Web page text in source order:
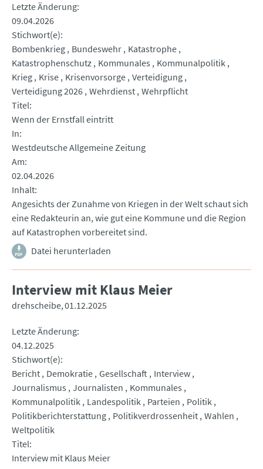
Letzte Änderung
09.04.2026
Stichwort(e)
Bombenkrieg Bundeswehr Katastrophe
Katastrophenschutz Kommunales
Kommunalpolitik
Krieg Krise Krisenvorsorge Verteidigung
Verteidigung 2026 Wehrdienst Wehrpflicht
Titel
Wenn der Ernstfall eintritt
In
Westdeutsche Allgemeine Zeitung
Am
02.04.2026
Inhalt
Angesichts der Zunahme von Kriegen in der Welt schaut sich
eine Redakteurin an, wie gut eine Kommune und die Region
auf Katastrophen vorbereitet sind.
Datei herunterladen
Interview mit Klaus Meier
drehscheibe 01.12.2025
Letzte Änderung
04.12.2025
Stichwort(e)
Bericht Demokratie Gesellschaft Interview
Journalismus Journalisten
Kommunales
Kommunalpolitik Landespolitik Parteien
Politik
Politikberichterstattung Politikverdrossenheit Wahlen
Weltpolitik
Titel
Interview mit Klaus Meier